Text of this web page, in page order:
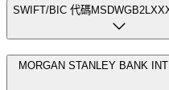
SWIFT/BIC 代碼
MORGAN STANLEY BANK